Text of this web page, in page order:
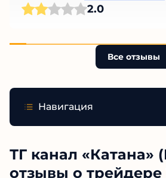
вымышленного кума нет. Я
прям разочарован.
Читать полностью
Все отзывы
ТГ канал «Катана»